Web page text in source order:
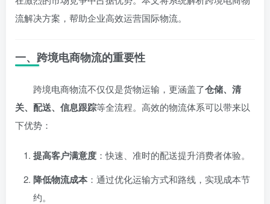
流解决方案，帮助企业高效运营国际物流。
一、跨境电商物流的重要性
跨境电商物流不仅仅是货物运输，更涵盖了仓储、清
关、配送、信息跟踪等全流程。高效的物流体系可以带来以
下优势：
提高客户满意度 ：快速、准时的配送提升消费者体验。
降低物流成本：通过优化运输方式和路线，实现成本节
约。